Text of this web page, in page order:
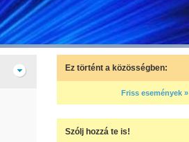
Ez történt a közösségben:
Friss események »
Szólj hozzá te is!